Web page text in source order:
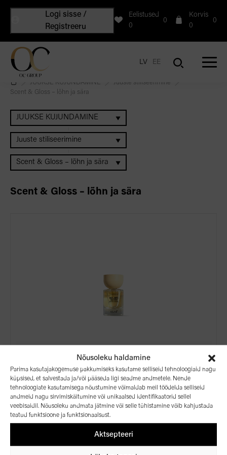
Nõusoleku haldamine
Parima kasutajakogemuse pakkumiseks kasutame selliseid tehnoloogiaid nagu
küpsised, et salvestada ja/või pääseda ligi seadme andmetele. Nende
tehnoloogiate kasutamisega nõustumine võimaldab meil töödelda selliseid
andmeid nagu sirvimiskäitumine või unikaalsed identifikaatorid sellel
veebisaidil. Nõusoleku andmata jätmine või selle tühistamine võib kahjustada
teatud funktsioone ja funktsionaalsust.
Aktsepteeri
Logi sisse /
Registreeru
Eelistused
0
0
Korvis
0
0
LV EE
JUUKSE KUJUNDAMINE
Juuste stiliseerimine
Scent & Gloss – lõhn ja sära
JUUKSE KUJUNDAMINE
Juuste stiliseerimine
Scent & Gloss – lõhn ja sära
Scent & Gloss – lõhn ja sära
GOLDEN GLOSS – JUUKSEPARFÜÜM ÜLIMA
LÄIKE SAAVUTAMISEKS
Juukseparfüüm ülima läike saavutamiseks
58,68€